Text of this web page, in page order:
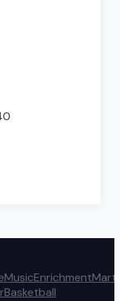
MusicEnrichment
Basketball